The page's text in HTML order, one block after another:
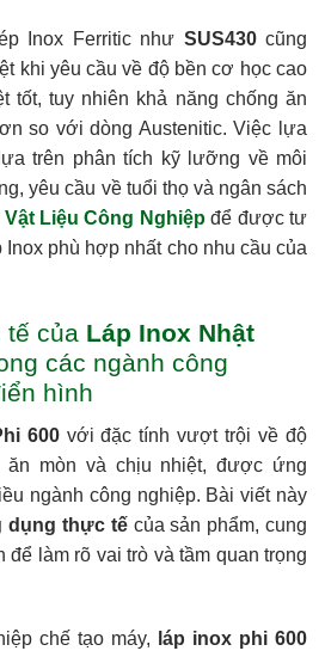
Inox Ferritic như SUS430cũng
khi yêu cầu về độ bền cơ học cao
tốt, tuy nhiên khả năng chống ăn
so với dòng Austenitic. Việc lựa
trên phân tích kỹ lưỡng về môi
yêu cầu về tuổi thọ và ngân sách
Vật Liệu Công Nghiệpđể được tư
phù hợp nhất cho nhu cầu của
tế của Láp Inox Nhật
các ngành công
hình
600với đặc tính vượt trội về độ
ăn mòn và chịu nhiệt, được ứng
ngành công nghiệp. Bài viết này
dụng thực tếcủa sản phẩm, cung
để làm rõ vai trò và tầm quan trọng
chế tạo máy,
láp inox phi 600